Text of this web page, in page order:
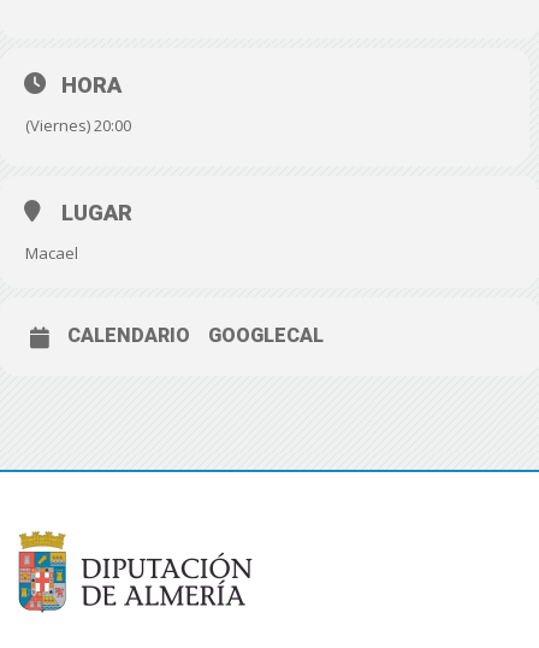
HORA
(Viernes) 20:00
LUGAR
Macael
CALENDARIO GOOGLECAL